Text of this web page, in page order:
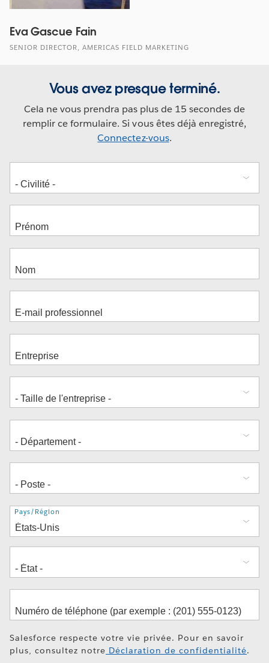
Eva Gascue Fain
SENIOR DIRECTOR, AMERICAS FIELD MARKETING
Vous avez presque terminé.
Cela ne vous prendra pas plus de 15 secondes de
remplir ce formulaire. Si vous êtes déjà enregistré,
Connectez-vous.
Adresse
Pays/Région
Salesforce respecte votre vie privée. Pour en savoir
plus, consultez notre Déclaration de confidentialité.